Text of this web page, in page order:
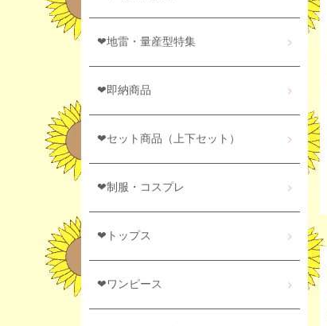
❤地雷・量産型特集
❤即納商品
❤セット商品（上下セット）
❤制服・コスプレ
❤トップス
❤ワンピース